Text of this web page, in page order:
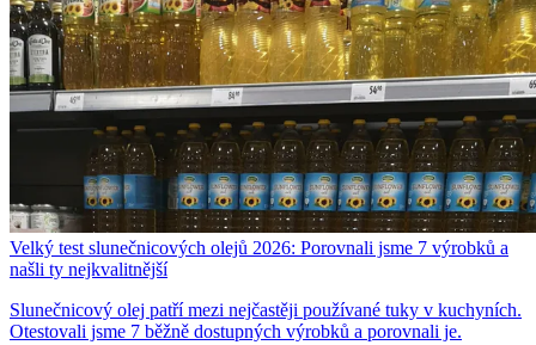
Velký test slunečnicových olejů 2026: Porovnali jsme 7 výrobků a
našli ty nejkvalitnější
Slunečnicový olej patří mezi nejčastěji používané tuky v kuchyních.
Otestovali jsme 7 běžně dostupných výrobků a porovnali je.